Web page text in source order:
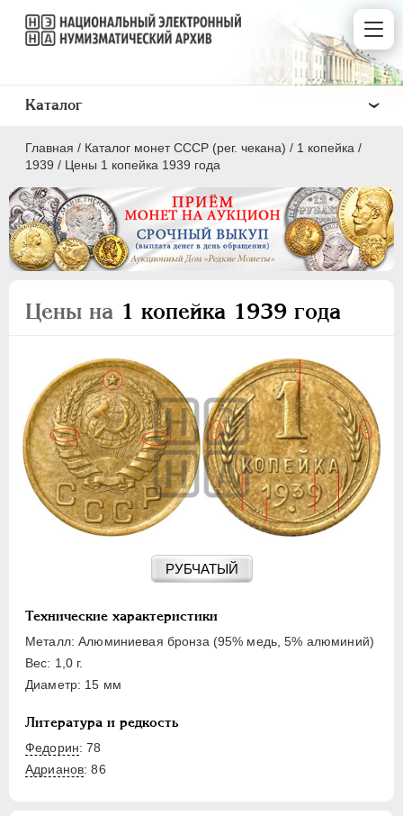
Главная / Каталог монет СССР (рег. чекана) / 1 копейка /
1939 / Цены 1 копейка 1939 года
Цены на 1 копейка 1939 года
РУБЧАТЫЙ
Технические характеристики
Металл: Алюминиевая бронза (95% медь, 5% алюминий)
Вес: 1,0 г.
Диаметр: 15 мм
Литература и редкость
Федорин: 78
Адрианов:86
Каталог
ПОЛКОПЕЙКИ
2 КОПЕЙКИ
5 КОПЕЕК
10 КОПЕЕК
15 КОПЕЕК
20 КОПЕЕК
50 КОПЕЕК
ПОЛТИННИК
1 РУБЛЬ
10 РУБЛЕЙ
ЧЕРВОНЕЦ